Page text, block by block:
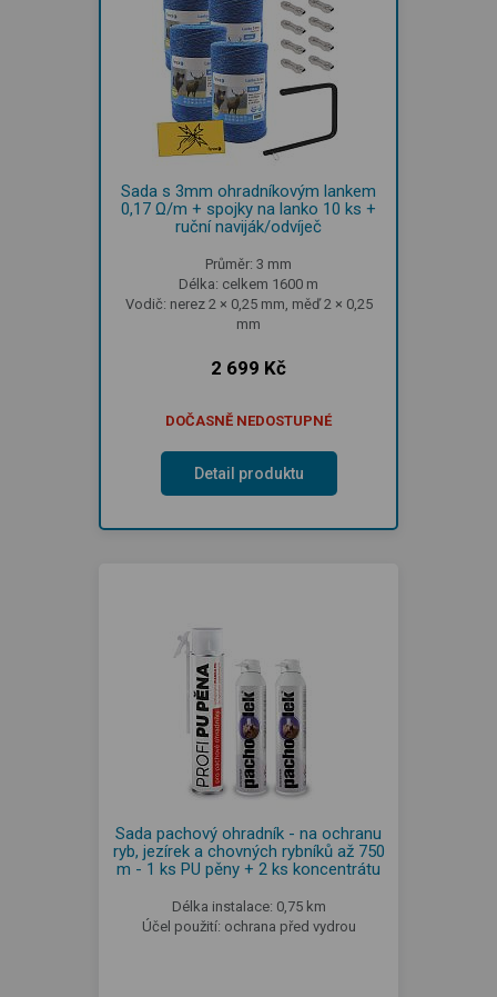
Sada s 3mm ohradníkovým lankem
0,17 Ω/m + spojky na lanko 10 ks +
ruční naviják/odvíječ
Průměr: 3 mm
Délka: celkem 1600 m
Vodič: nerez 2 × 0,25 mm, měď 2 × 0,25
mm
2 699 Kč
DOČASNĚ NEDOSTUPNÉ
Detail produktu
Sada pachový ohradník - na ochranu
ryb, jezírek a chovných rybníků až 750
m - 1 ks PU pěny + 2 ks koncentrátu
Délka instalace: 0,75 km
Účel použití: ochrana před vydrou